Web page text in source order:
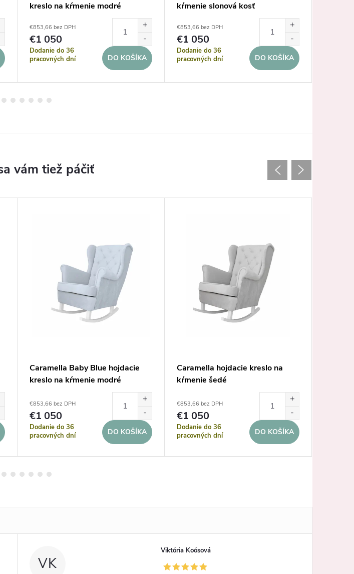
kreslo na kŕmenie modré
€853,66 bez DPH
€1 050
Dodanie do 36
pracovných dní
DO KOŠÍKA
kŕmenie slonová kosť
€853,66 bez DPH
€1 050
Dodanie do 36
pracovných dní
DO KOŠÍKA
Caramella Baby Blue hojdacie
kreslo na kŕmenie modré
€853,66 bez DPH
€1 050
Dodanie do 36
pracovných dní
DO KOŠÍKA
Caramella hojdacie kreslo na
kŕmenie šedé
€853,66 bez DPH
€1 050
Dodanie do 36
pracovných dní
DO KOŠÍKA
VK
Viktória Koósová